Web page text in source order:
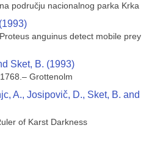
području nacionalnog parka Krka
anguinus detect mobile prey
Sket, B. (1993)
Grottenolm
A., Josipovič, D., Sket, B. and
of Karst Darkness